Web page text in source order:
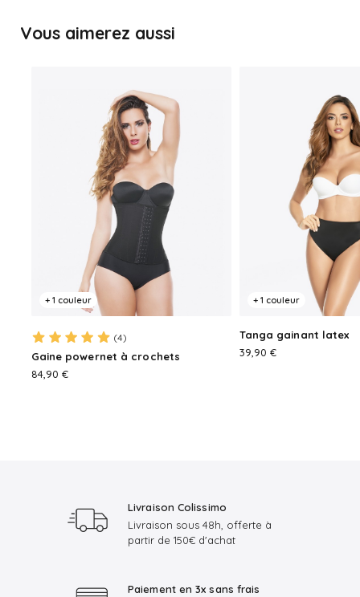
Vous aimerez aussi
+ 1 couleur
(4)
Gaine powernet à crochets
PRIX
84,90 €
+ 1 couleur
Tanga gainant latex
PRIX
39,90 €
Livraison Colissimo
Livraison sous 48h, offerte à
partir de 150€ d'achat
Paiement en 3x sans frais